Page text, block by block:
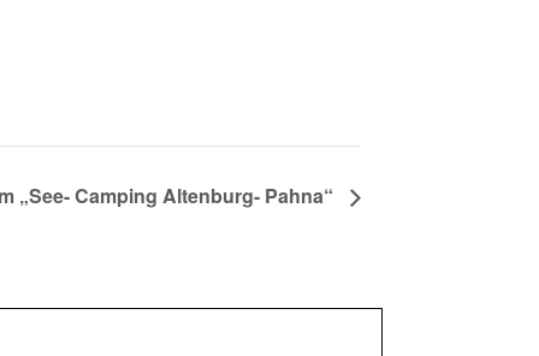
„See- Camping Altenburg- Pahna“